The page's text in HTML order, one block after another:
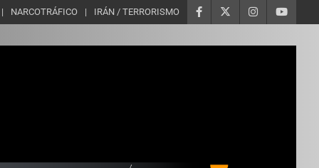
NARCOTRÁFICO IRÁN / TERRORISMO